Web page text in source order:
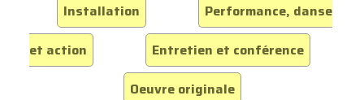
Installation
Performance, danse
et action
Entretien et conférence
Oeuvre originale